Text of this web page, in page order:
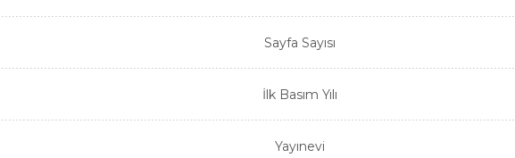
Sayfa Sayısı
İlk Basım Yılı
Yayınevi